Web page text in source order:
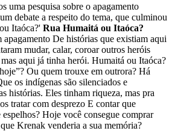
uma pesquisa sobre o apagamento
debate a respeito do tema, que culminou
Itaóca?' Rua Humaitá ou Itaóca?
apagamento De histórias que existiam aqui
mudar, calar, coroar outros heróis
aqui já tinha herói. Humaitá ou Itaóca?
Ou quem trouxe em outrora? Há
os indígenas são silenciados e
histórias. Eles tinham riqueza, mas pra
tratar com desprezo E contar que
Hoje você consegue comprar
Krenak venderia a sua memória?